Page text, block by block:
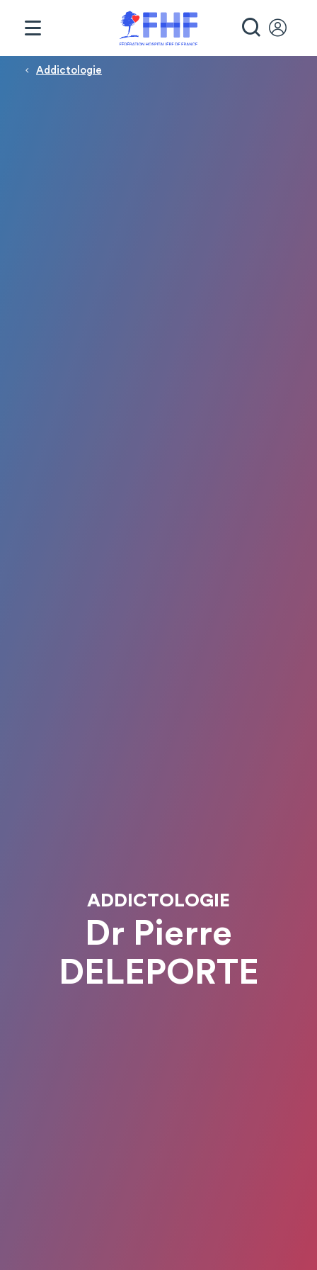
Fil d'Ariane
Addictologie
ADDICTOLOGIE
Dr Pierre
DELEPORTE
Panneau de gestion des cookies